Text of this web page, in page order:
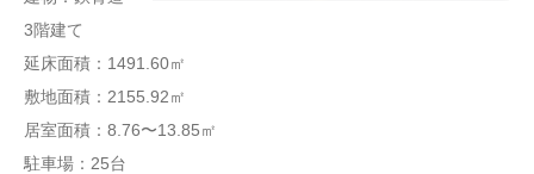
3階建て
延床面積：1491.60㎡
敷地面積：2155.92㎡
居室面積：8.76〜13.85㎡
駐車場：25台